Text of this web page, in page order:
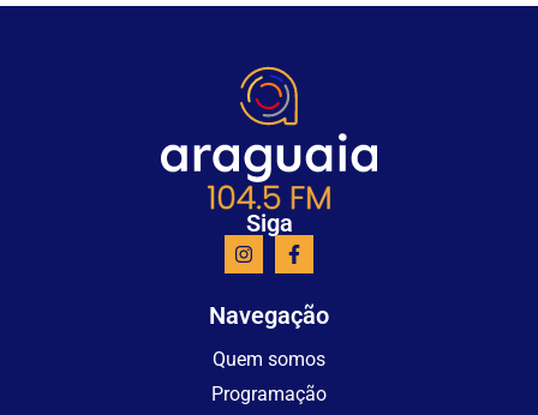
Siga
Navegação
Quem somos
Programação